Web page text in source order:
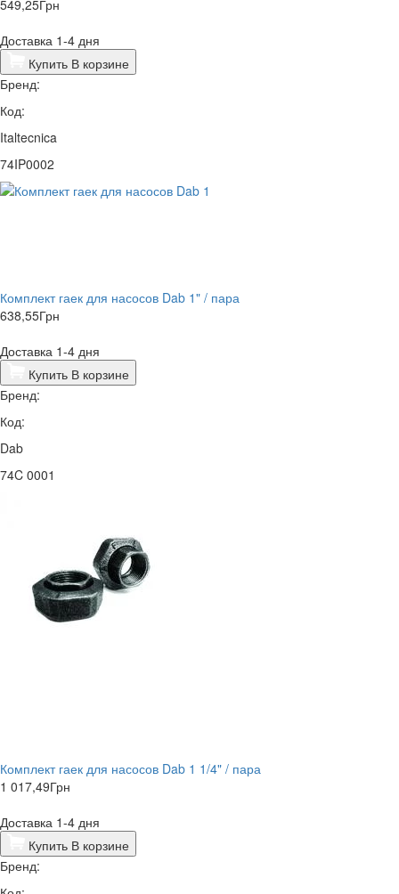
549,25Грн
Доставка 1-4 дня
Купить В корзине
Бренд:
Код:
Italtecnica
74IP0002
Комплект гаек для насосов Dab 1" / пара
638,55Грн
Доставка 1-4 дня
Купить В корзине
Бренд:
Код:
Dab
74C 0001
Комплект гаек для насосов Dab 1 1/4" / пара
1 017,49Грн
Доставка 1-4 дня
Купить В корзине
Бренд: